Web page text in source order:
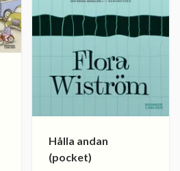
Hålla andan
(pocket)